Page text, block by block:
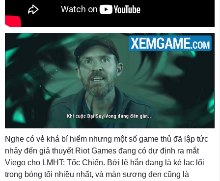
Nghe có vẻ khá bí hiểm nhưng một số game thủ đã lập tức
nhảy đến giả thuyết Riot Games đang có dự định ra mắt
Viego cho LMHT: Tốc Chiến. Bởi lẽ hắn đang là kẻ lạc lối
trong bóng tối nhiều nhất, và màn sương đen cũng là